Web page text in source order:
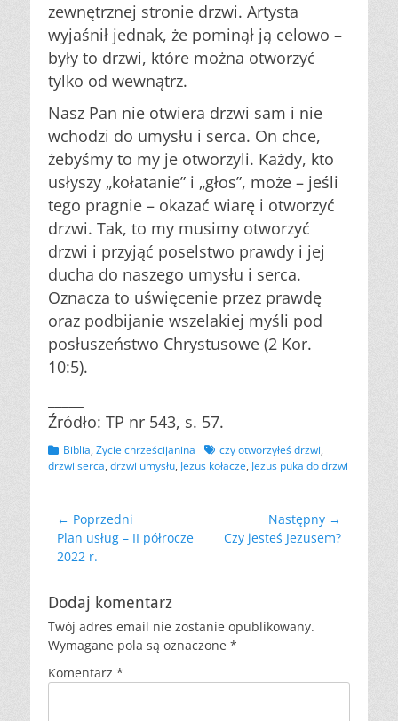
zewnętrznej stronie drzwi. Artysta
wyjaśnił jednak, że pominął ją celowo –
były to drzwi, które można otworzyć
tylko od wewnątrz.
Nasz Pan nie otwiera drzwi sam i nie
wchodzi do umysłu i serca. On chce,
żebyśmy to my je otworzyli. Każdy, kto
usłyszy „kołatanie” i „głos”, może – jeśli
tego pragnie – okazać wiarę i otworzyć
drzwi. Tak, to my musimy otworzyć
drzwi i przyjąć poselstwo prawdy i jej
ducha do naszego umysłu i serca.
Oznacza to uświęcenie przez prawdę
oraz podbijanie wszelakiej myśli pod
posłuszeństwo Chrystusowe (2 Kor.
10:5).
Źródło: TP nr 543, s. 57.
Kategorii
Biblia, Życie chrześcijanina Tagówczy otworzyłeś drzwi,
drzwi serca, drzwi umysłu, Jezus kołacze, Jezus puka do drzwi
Nawigacja
wpisu
← Poprzedni
Poprzedni
wpis:
Plan usług – II półrocze
2022 r.
Następny →
Następny
Czy jesteś Jezusem?
Dodaj komentarz
Twój adres email nie zostanie opublikowany.
Wymagane pola są oznaczone *
Komentarz *